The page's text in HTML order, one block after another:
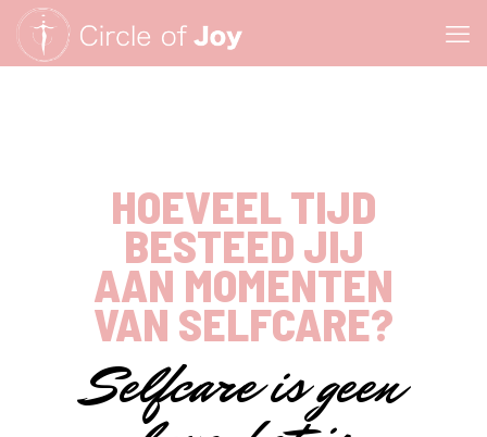
HOEVEEL TIJD
BESTEED JIJ
AAN MOMENTEN
VAN SELFCARE?
Selfcare is geen